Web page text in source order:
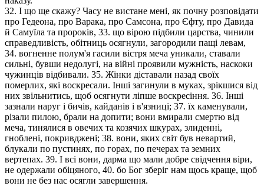
32. І що ще скажу? Часу не вистане мені, як почну розповідати
про Гедеона, про Варака, про Самсона, про Єфту, про Давида
й Самуїла та пророків, 33. що вірою підбили царства, чинили
справедливість, обітниць осягнули, загородили пащі левам,
34. вогненне полум'я гасили вістря меча уникали, ставали
сильні, бувши недолугі, на війні проявили мужність, наскоки
чужинців відбивали. 35. Жінки діставали назад своїх
померлих, які воскресали. Інші загинули в муках, зрікшися від
них звільнитись, щоб осягнути ліпше воскресіння. 36. Інші
зазнали наруг і бичів, кайданів і в'язниці; 37. їх каменували,
різали пилою, брали на допити; вони вмирали смертю від
меча, тинялися в овечих та козячих шкурах, злиденні,
гноблені, покривджені; 38. вони, яких світ був невартий,
блукали по пустинях, по горах, по печерах та земних
вертепах. 39. І всі вони, дарма що мали добре свідчення віри,
не одержали обіцяного, 40. бо Бог зберіг нам щось краще, щоб
вони не без нас осягли завершення.